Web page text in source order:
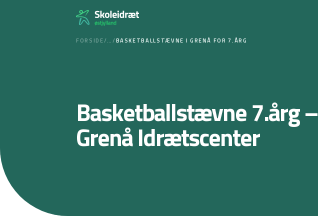
FORSIDE/…/BASKETBALLSTÆVNE I GRENÅ FOR 7.ÅRG
Basketballstævne 7.årg –
Grenå Idrætscenter